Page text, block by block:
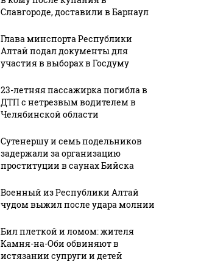
Славгороде, доставили в Барнаул
Глава минспорта Республики
Алтай подал документы для
участия в выборах в Госдуму
23-летняя пассажирка погибла в
ДТП с нетрезвым водителем в
Челябинской области
Сутенершу и семь подельников
задержали за организацию
проституции в саунах Бийска
Военный из Республики Алтай
чудом выжил после удара молнии
Бил плеткой и ломом: жителя
Камня-на-Оби обвиняют в
истязании супруги и детей